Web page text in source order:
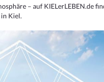
– auf KIELerLEBEN.de
Kiel.